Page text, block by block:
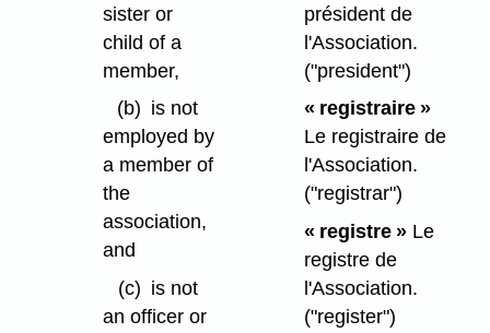
sister or
child of a
member,
(b) is not
employed by
a member of
the
association,
and
(c) is not
an officer or
président de
l'Association.
("president")
« registraire »
Le registraire de
l'Association.
("registrar")
« registre »Le
registre de
l'Association.
("register")